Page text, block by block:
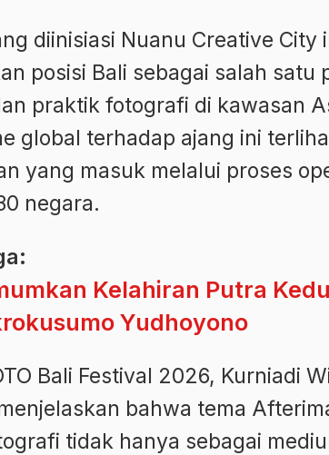
diinisiasi Nuanu Creative City
posisi Bali sebagai salah satu
praktik fotografi di kawasan
global terhadap ajang ini
yang masuk melalui proses
negara.
Kelahiran Putra
Yudhoyono
Bali Festival 2026, Kurniadi
bahwa tema
tidak hanya sebagai